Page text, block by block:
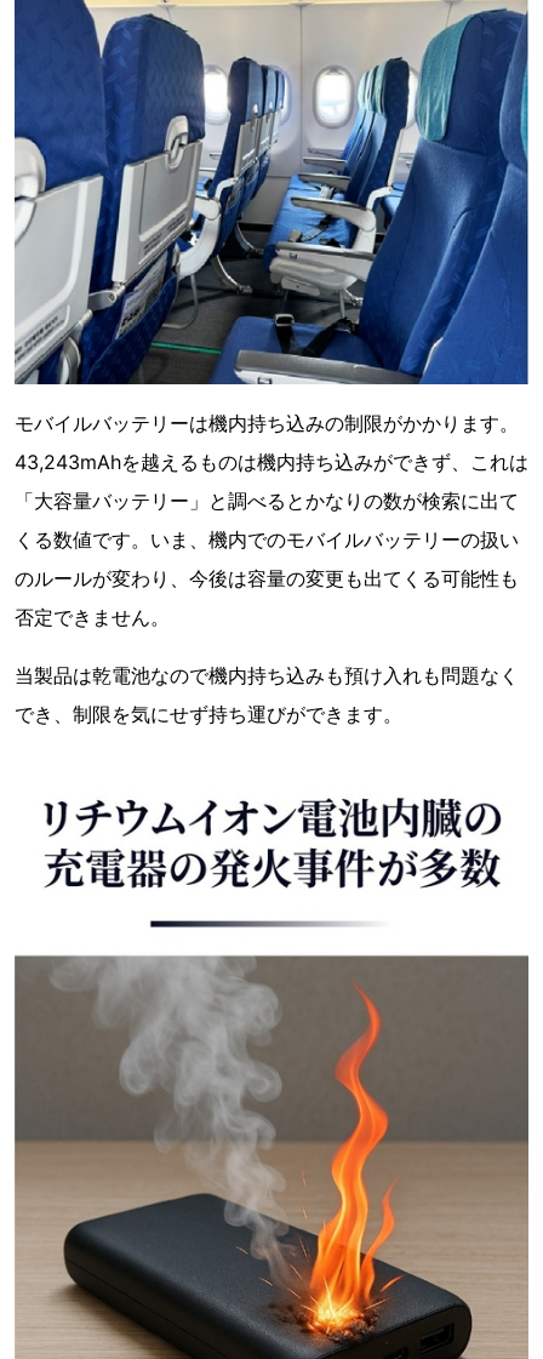
モバイルバッテリーは機内持ち込みの制限がかかります。
43,243mAhを越えるものは機内持ち込みができず、これは
「大容量バッテリー」と調べるとかなりの数が検索に出て
くる数値です。いま、機内でのモバイルバッテリーの扱い
のルールが変わり、今後は容量の変更も出てくる可能性も
否定できません。
当製品は乾電池なので機内持ち込みも預け入れも問題なく
でき、制限を気にせず持ち運びができます。